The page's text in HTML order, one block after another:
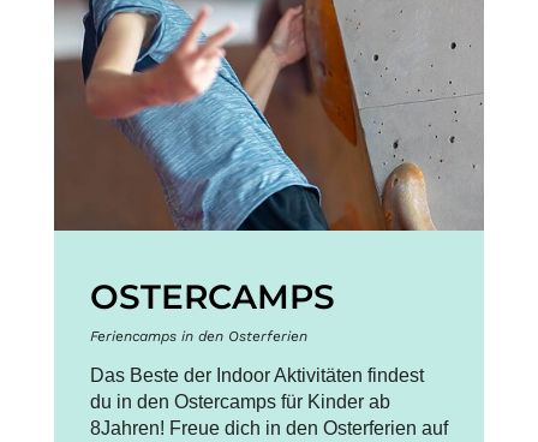
OSTERCAMPS
Feriencamps in den Osterferien
Das Beste der Indoor Aktivitäten findest
du in den Ostercamps für Kinder ab
8Jahren! Freue dich in den Osterferien auf